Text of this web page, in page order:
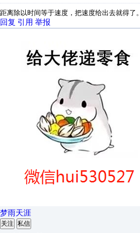
距离除以时间等于速度，把速度给出去就得了。
回复 引用 举报
梦雨天涯
关注 私信